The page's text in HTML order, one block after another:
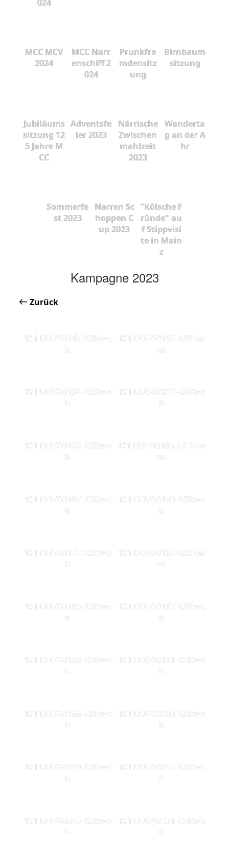
024
MCC MCV
2024
MCC Narr
enschiff 2
024
Prunkfre
mdensitz
ung
Birnbaum
sitzung
Jubiläums
sitzung 12
5 Jahre M
CC
Adventsfe
ier 2023
Närrische
Zwischen
mahlzeit
2023
Wanderta
g an der A
hr
Sommerfe
st 2023
Narren Sc
hoppen C
up 2023
"Kölsche F
ründe" au
f Stippvisi
te in Main
z
Kampagne 2023
Zurück
101 DD7A0147-KSKwe
b
101 DD7A0153-KS5Kw
eb
101 DD7A0154-KSKwe
b
101 DD7A0157-KSKwe
b
101 DD7A0162-KSKwe
b
101 DD7A0166-KS 2Kw
eb
101 DD7A0167-KSKwe
b
101 DD7A0170-KSKwe
b
101 DD7A0172-KSKwe
b
101 DD7A0182-KS5Kw
eb
101 DD7A0185-KSKwe
b
101 DD7A0187-KSKwe
b
101 DD7A0188-KSKwe
b
101 DD7A0191-KSKwe
b
101 DD7A0198-KSKwe
b
101 DD7A0200-KSKwe
b
101 DD7A0210-KSKwe
b
101 DD7A0212-KSKwe
b
101 DD7A0225-KSKwe
b
101 DD7A0231-KSKwe
b